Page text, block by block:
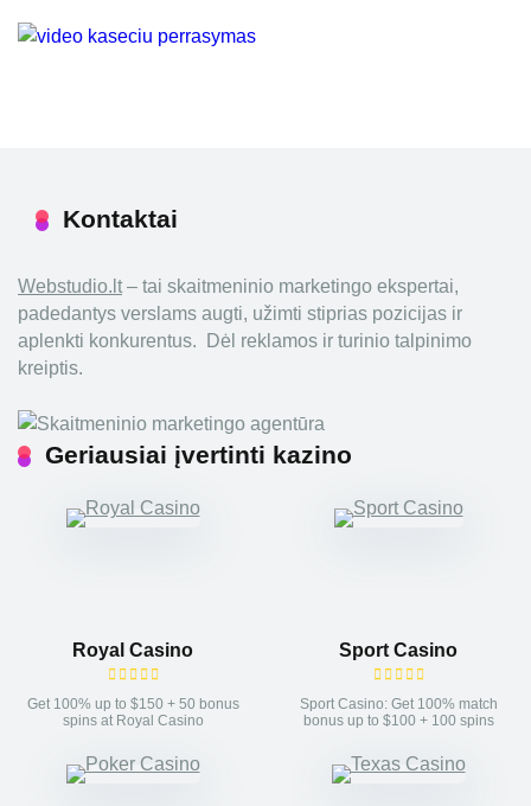
Kontaktai
Webstudio.lt– tai skaitmeninio marketingo ekspertai,
padedantys verslams augti, užimti stiprias pozicijas ir
aplenkti konkurentus. Dėl reklamos ir turinio talpinimo
kreiptis.
Geriausiai įvertinti kazino
Royal Casino
Get 100% up to $150 + 50 bonus
spins at Royal Casino
Sport Casino
Sport Casino: Get 100% match
bonus up to $100 + 100 spins